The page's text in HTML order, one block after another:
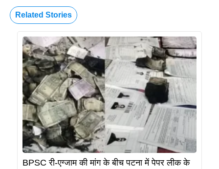
Related Stories
BPSC री-एग्जाम की मांग के बीच पटना में पेपर लीक के